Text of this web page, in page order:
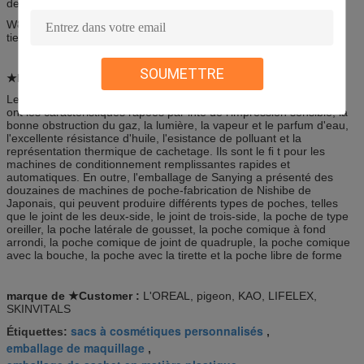
SOUMETTRE
de joint deux ou trois
W80mm*L100mm*B25mm~W220mm*L340mm*B60mm pour
tiennent la poche (avec le bec ou pas)
★Feature :
Le film stratifié et les poches produits par l'emballage de Sanying
ont les caractéristiques râpées par inte de l'impression sensible, la
bonne obstruction du gaz, la lumière, la vapeur et le parfum d'eau,
l'excellente résistance d'huile, l'esistance de polluant et la
représentation thermique de cachetage. Ils sont le ﬁ t pour les
machines de conditionnement remplissantes rapides et
automatiques. En outre, l'emballage de Sanying a présenté des
douzaines de machines de poche-fabrication de Nishibe de
Japonais, qui peuvent produire différents types de poches, telles
que le joint de les deux-side, le joint de trois-side, la poche de type
oreiller, la poche latérale de gousset, la poche comique à fond
arrondi, la poche comique de joint de quadruple, la poche comique
avec la bouche, la poche avec la tirette et la poche libre de forme
marque de ★Customer : L'OREAL, pigeon, KAO, LIFELEX,
SKINVITALS
Étiquettes: sacs à cosmétiques personnalisés ,
emballage de maquillage ,